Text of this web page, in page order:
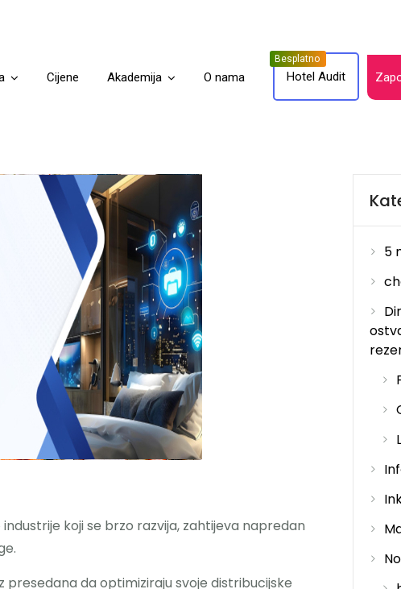
Cijene Akademija O nama Hotel Audit
koji se brzo razvija, zahtijeva napredan
da optimiziraju svoje distribucijske
5